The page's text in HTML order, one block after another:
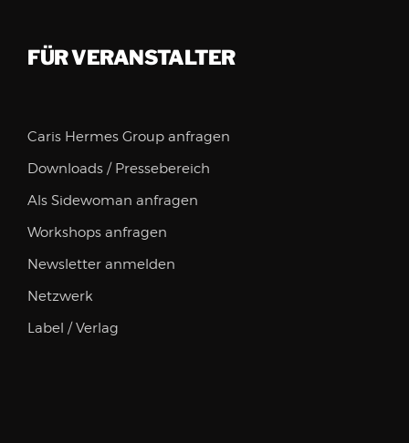
FÜR VERANSTALTER
Caris Hermes Group anfragen
Downloads / Pressebereich
Als Sidewoman anfragen
Workshops anfragen
Newsletter anmelden
Netzwerk
Label / Verlag